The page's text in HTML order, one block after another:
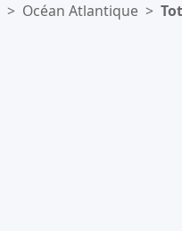
> Océan Atlantique >